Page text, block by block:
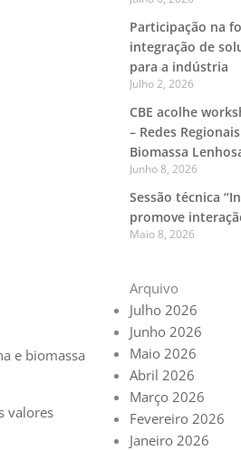
e biomassa
valores
Participação na
integração de
para a indústria
Julho 2, 2026
CBE acolhe
– Redes
Biomassa
Junho 8, 2026
Sessão técnica
promove
Maio 8, 2026
Arquivo
Julho 2026
Junho 2026
Maio 2026
Abril 2026
Março 2026
Fevereiro 2026
Janeiro 2026